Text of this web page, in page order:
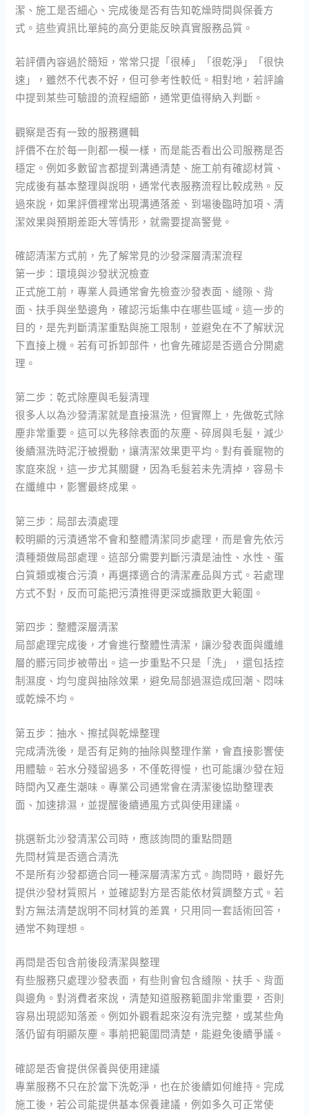
潔、施工是否細心、完成後是否有告知乾燥時間與保養方
式。這些資訊比單純的高分更能反映真實服務品質。
若評價內容過於簡短，常常只提「很棒」「很乾淨」「很快
速」，雖然不代表不好，但可參考性較低。相對地，若評論
中提到某些可驗證的流程細節，通常更值得納入判斷。
觀察是否有一致的服務邏輯
評價不在於每一則都一模一樣，而是能否看出公司服務是否
穩定。例如多數留言都提到溝通清楚、施工前有確認材質、
完成後有基本整理與說明，通常代表服務流程比較成熟。反
過來說，如果評價裡常出現溝通落差、到場後臨時加項、清
潔效果與預期差距大等情形，就需要提高警覺。
確認清潔方式前，先了解常見的沙發深層清潔流程
第一步：環境與沙發狀況檢查
正式施工前，專業人員通常會先檢查沙發表面、縫隙、背
面、扶手與坐墊邊角，確認污垢集中在哪些區域。這一步的
目的，是先判斷清潔重點與施工限制，並避免在不了解狀況
下直接上機。若有可拆卸部件，也會先確認是否適合分開處
理。
第二步：乾式除塵與毛髮清理
很多人以為沙發清潔就是直接濕洗，但實際上，先做乾式除
塵非常重要。這可以先移除表面的灰塵、碎屑與毛髮，減少
後續濕洗時泥汙被攪動，讓清潔效果更平均。對有養寵物的
家庭來說，這一步尤其關鍵，因為毛髮若未先清掉，容易卡
在纖維中，影響最終成果。
第三步：局部去漬處理
較明顯的污漬通常不會和整體清潔同步處理，而是會先依污
漬種類做局部處理。這部分需要判斷污漬是油性、水性、蛋
白質類或複合污漬，再選擇適合的清潔產品與方式。若處理
方式不對，反而可能把污漬推得更深或擴散更大範圍。
第四步：整體深層清潔
局部處理完成後，才會進行整體性清潔，讓沙發表面與纖維
層的髒污同步被帶出。這一步重點不只是「洗」，還包括控
制濕度、均勻度與抽除效果，避免局部過濕造成回潮、悶味
或乾燥不均。
第五步：抽水、擦拭與乾燥整理
完成清洗後，是否有足夠的抽除與整理作業，會直接影響使
用體驗。若水分殘留過多，不僅乾得慢，也可能讓沙發在短
時間內又產生潮味。專業公司通常會在清潔後協助整理表
面、加速排濕，並提醒後續通風方式與使用建議。
挑選新北沙發清潔公司時，應該詢問的重點問題
先問材質是否適合清洗
不是所有沙發都適合同一種深層清潔方式。詢問時，最好先
提供沙發材質照片，並確認對方是否能依材質調整方式。若
對方無法清楚說明不同材質的差異，只用同一套話術回答，
通常不夠理想。
再問是否包含前後段清潔與整理
有些服務只處理沙發表面，有些則會包含縫隙、扶手、背面
與邊角。對消費者來說，清楚知道服務範圍非常重要，否則
容易出現認知落差。例如外觀看起來沒有洗完整，或某些角
落仍留有明顯灰塵。事前把範圍問清楚，能避免後續爭議。
確認是否會提供保養與使用建議
專業服務不只在於當下洗乾淨，也在於後續如何維持。完成
施工後，若公司能提供基本保養建議，例如多久可正常使